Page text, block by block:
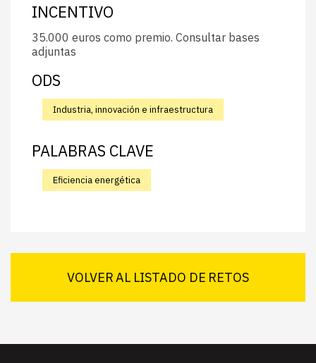
INCENTIVO
35.000 euros como premio. Consultar bases
adjuntas
ODS
Industria, innovación e infraestructura
PALABRAS CLAVE
Eficiencia energética
VOLVER AL LISTADO DE RETOS